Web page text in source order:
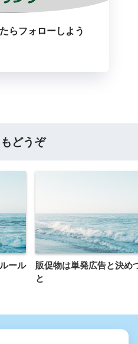
らフォローしよう
どうぞ
ール
販促物は単発広告と決め
と